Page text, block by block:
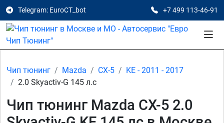
Telegram: EuroCT_bot +7 499 113-46-91
Чип тюнинг Mazda CX-5
KE - 2011 - 2017
2.0 Skyactiv-G 145 л.с
Чип тюнинг Mazda CX-5 2.0